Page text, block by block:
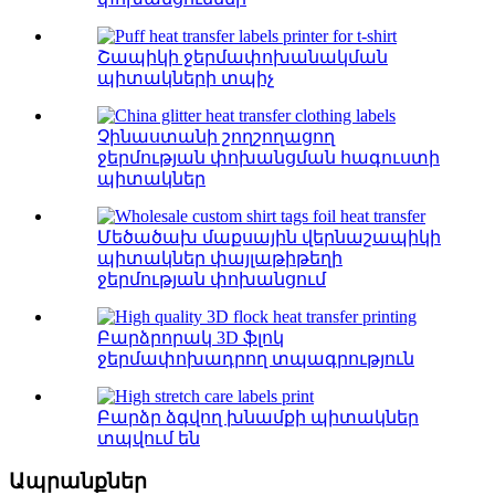
Շապիկի ջերմափոխանակման
պիտակների տպիչ
Չինաստանի շողշողացող
ջերմության փոխանցման հագուստի
պիտակներ
Մեծածախ մաքսային վերնաշապիկի
պիտակներ փայլաթիթեղի
ջերմության փոխանցում
Բարձրորակ 3D ֆլոկ
ջերմափոխադրող տպագրություն
Բարձր ձգվող խնամքի պիտակներ
տպվում են
Ապրանքներ